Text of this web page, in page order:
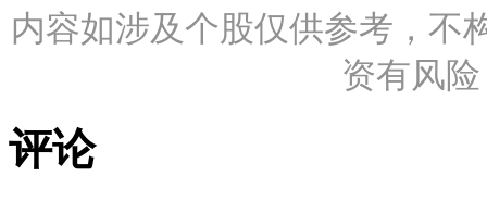
内容如涉及个股仅供参考，不
资有风
评论